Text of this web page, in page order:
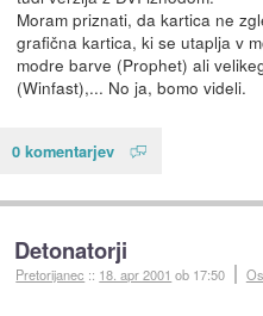
Moram priznati, da kartica ne
grafična kartica, ki se utaplja v
modre barve (Prophet) ali
(Winfast),... No ja, bomo videli.
0 komentarjev
Detonatorji
Pretorijanec :: 18. apr 2001 ob 17:50